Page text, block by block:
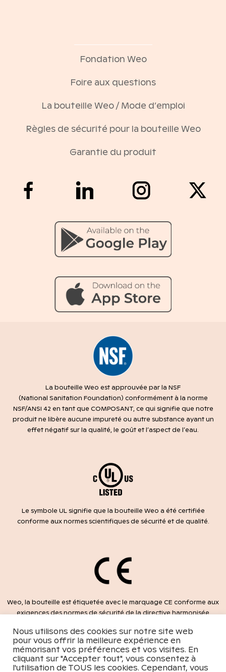
Fondation Weo
Foire aux questions
La bouteille Weo / Mode d’emploi
Règles de sécurité pour la bouteille Weo
Garantie du produit
La bouteille Weo est approuvée par la NSF
(National Sanitation Foundation) conformément à la norme
NSF/ANSI 42 en tant que COMPOSANT, ce qui signifie que notre
produit ne libère aucune impureté ou autre substance ayant un
effet négatif sur la qualité, le goût et l’aspect de l’eau.
Le symbole UL signifie que la bouteille Weo a été certifiée
conforme aux normes scientifiques de sécurité et de qualité.
Weo, la bouteille est étiquetée avec le marquage CE conforme aux
exigences des normes de sécurité de la directive harmonisée
Nous utilisons des cookies sur notre site web
pour vous offrir la meilleure expérience en
mémorisant vos préférences et vos visites. En
cliquant sur "Accepter tout", vous consentez à
l'utilisation de TOUS les cookies. Cependant, vous